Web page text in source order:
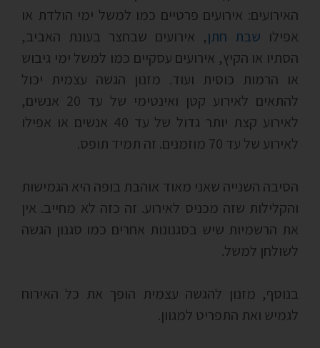
האירועים: אירועים פרטיים כמו למשל ימי הולדת או
אפילו שבת חתן, אירועים שבחצר בעונת האביב,
הסתיו או הקיץ, אירועים עסקיים כמו למשל ימי גיבוש
או הרמות כוסית ועוד. מזנון הגשה עצמית יכול
להתאים לאירוע קטן ואינטימי של עד 20 אנשים,
לאירוע קצת יותר גדול של עד 40 אנשים או אפילו
לאירוע של עד 70 מוזמנים. זה תמיד תופס.
הסיבה השנייה שאני מאוד אוהבת בופה היא הגמישות
והקלילות שזה מכניס לאירוע. זה כזה לא מחייב. אין
את הרשמיות שיש בסגנונות אחרים כמו סגנון הגשה
לשולחן למשל.
בנוסף, מזנון להגשה עצמית הופך את כל האירוח
לגמיש ואת התפריט למגוון.